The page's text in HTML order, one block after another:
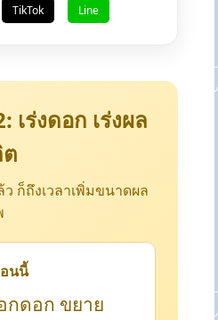
TikTok Line
เร่งดอก เร่งผล
ก็ถึงเวลาเพิ่มขนาดผล
นนี้
กดอก ขยาย